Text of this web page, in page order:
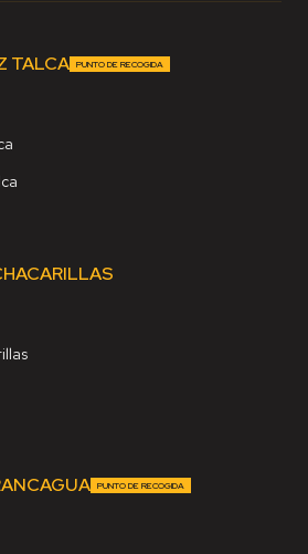
TALCA PUNTO DE RECOGIDA
PUNTO DE RECOGIDA